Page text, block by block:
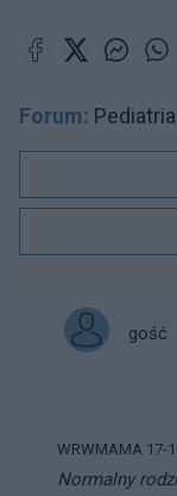
Forum:
gość
WRWMAMA 17-
Normalny